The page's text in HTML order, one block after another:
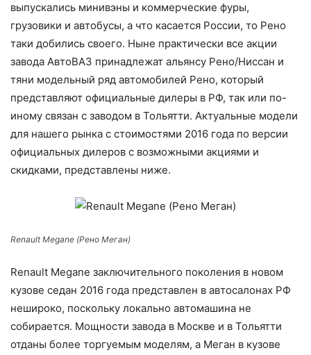
выпускались минивэны и коммерческие фуры,
грузовики и автобусы, а что касается России, то Рено
таки добились своего. Ныне практически все акции
завода АвтоВАЗ принадлежат альянсу Рено/Ниссан и
тяни модельный ряд автомобилей Рено, который
представляют официальные дилеры в РФ, так или по-
иному связан с заводом в Тольятти. Актуальные модели
для нашего рынка с стоимостями 2016 года по версии
официальных дилеров с возможными акциями и
скидками, представлены ниже.
Renault Megane (Рено Меган)
Renault Megane заключительного поколения в новом
кузове седан 2016 года представлен в автосалонах РФ
нешироко, поскольку локально автомашина не
собирается. Мощности завода в Москве и в Тольятти
отданы более торгуемым моделям, а Меган в кузове